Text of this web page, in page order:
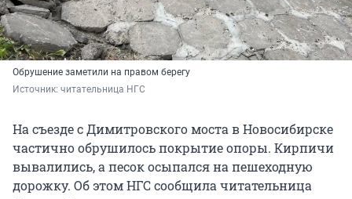
Обрушение заметили на правом берегу
Источник: читательница НГС
На съезде с Димитровского моста в Новосибирске
частично обрушилось покрытие опоры. Кирпичи
вывалились, а песок осыпался на пешеходную
дорожку. Об этом НГС сообщила читательница